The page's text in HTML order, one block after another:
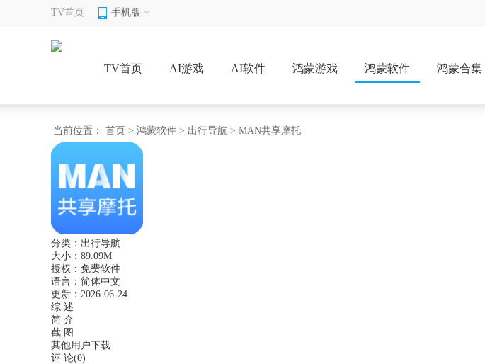
TV首页 手机版
TV首页 AI游戏 AI软件 鸿蒙游戏 鸿蒙软件 鸿蒙合集
当前位置： 首页 > 鸿蒙软件 > 出行导航 > MAN共享摩托
分类： 出行导航
大小： 89.09M
授权： 免费软件
语言： 简体中文
更新： 2026-06-24
综 述
简 介
截 图
其他用户下载
评 论(0)